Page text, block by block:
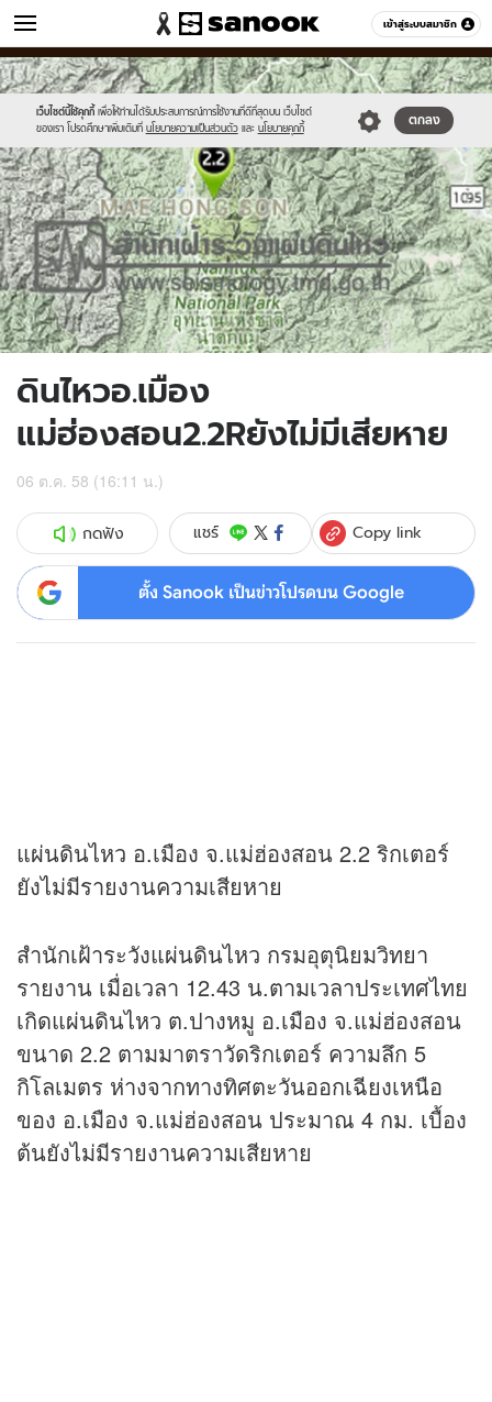
เข้าสู่ระบบสมาชิก
ข่าว หมวดอื่นๆ
เว็บไซต์นี้ใช้คุกกี้ เพื่อให้ท่านได้รับประสบการณ์การใช้งานที่ดีที่สุดบน เว็บไซต์
ของเรา โปรดศึกษาเพิ่มเติมที่ นโยบายความเป็นส่วนตัว และ นโยบายคุกกี้
ตกลง
Sanook
//s.isanook.com/sr/0/images/logo-
new-
sanook.png
600
60
//s.isanook.com/ns/0/ud/375/1877622/650591-
01.jpg
ดินไหวอ.เมือง
แม่ฮ่องสอน2.2Rยังไม่มีเสียหาย
06 ต.ค. 58 (16:11 น.)
กดฟัง แชร์ Copy link
ตั้ง Sanook เป็นข่าวโปรดบน Google
แผ่นดินไหว อ.เมือง จ.แม่ฮ่องสอน 2.2 ริกเตอร์
ยังไม่มีรายงานความเสียหาย
สำนักเฝ้าระวังแผ่นดินไหว กรมอุตุนิยมวิทยา
รายงาน เมื่อเวลา 12.43 น.ตามเวลาประเทศไทย
เกิดแผ่นดินไหว ต.ปางหมู อ.เมือง จ.แม่ฮ่องสอน
ขนาด 2.2 ตามมาตราวัดริกเตอร์ ความลึก 5
กิโลเมตร ห่างจากทางทิศตะวันออกเฉียงเหนือ
ของ อ.เมือง จ.แม่ฮ่องสอน ประมาณ 4 กม. เบื้อง
ต้นยังไม่มีรายงานความเสียหาย